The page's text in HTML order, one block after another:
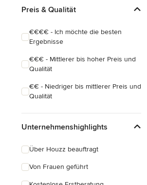
Preis & Qualität
€€€€ - Ich möchte die besten
Ergebnisse
€€€ - Mittlerer bis hoher Preis und
Qualität
€€ - Niedriger bis mittlerer Preis und
Qualität
Unternehmenshighlights
Über Houzz beauftragt
Von Frauen geführt